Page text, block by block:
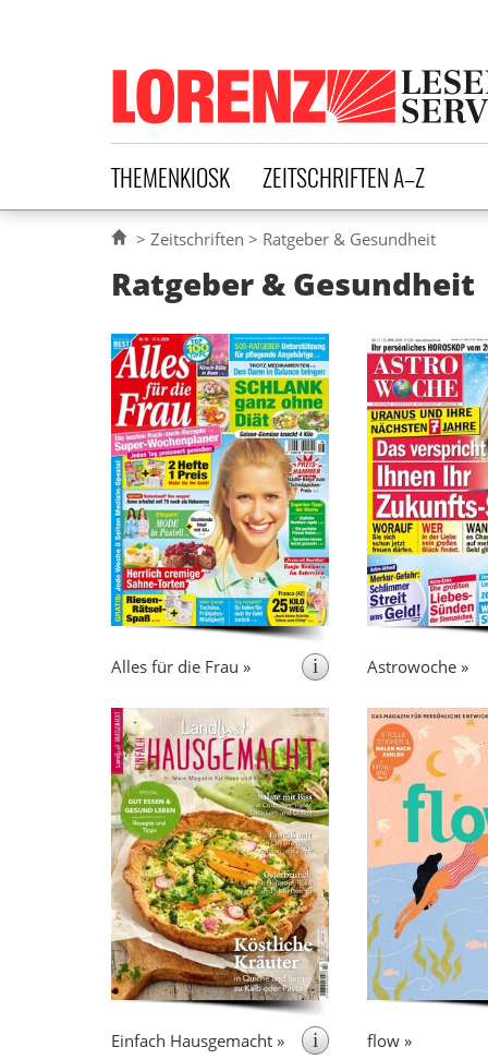
Lorenz Leserservice
THEMENKIOSK ZEITSCHRIFTEN A–Z
Zeitschriften Ratgeber & Gesundheit
Ratgeber & Gesundheit
Alles für die Frau » i
erscheint wöchentlich
Alles für die Frau ist
die
wöchentliche Zeitschrift für
die Leserin, die alles will:
Viel
Service, aktuelle Informationen
sowie gute Unterhaltung.
Astrowoche »
erscheint
größte
Astrowoche
die Leser
durchs Leben –
Horoskopen
leicht
Einfach Hausgemacht » i
erscheint 6x pro Jahr
Einfach Hausgemacht bringt
alle
Themen, die für den Haushalt
interessant sind: Kochen,
Backen, Do-It-Yourself und
Hauswirtschaft.
Das Magazin
enthält Rezepte, Reportagen und
Interviews über regionale
Erzeuger sowie deren Produkte,
Kreativideen und Anleitungen für
die Tischdekoration sowie
praktische Tipps für die
Gestaltung der Küche.
flow »
erscheint
. Das Magazin
liefert
Denkanstöße
. flow stellt
Moment in den
schärft das
Ausgaben im
die
Neue: inhaltlich
Abo erhalten Sie
Kalender im